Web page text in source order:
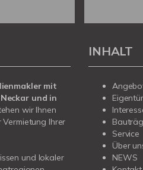
mit
und in
wir Ihnen
Ihrer
und lokaler
INHALT
Service
Über
NEWS